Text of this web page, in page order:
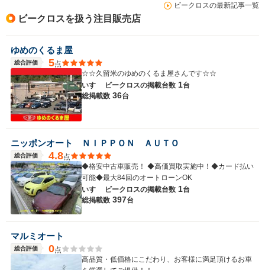
ビークロスの最新記事一覧
ビークロスを扱う注目販売店
ゆめのくるま屋
総合評価 5点
☆☆久留米のゆめのくるま屋さんです☆☆
いすゞ ビークロスの掲載台数 1台
総掲載数 36台
ニッポンオート ＮＩＰＰＯＮ ＡＵＴＯ
総合評価 4.8点
◆格安中古車販売！ ◆高価買取実施中！◆カード払い
可能◆最大84回のオートローンOK
いすゞ ビークロスの掲載台数 1台
総掲載数 397台
マルミオート
総合評価 0点
高品質・低価格にこだわり、お客様に満足頂けるお車